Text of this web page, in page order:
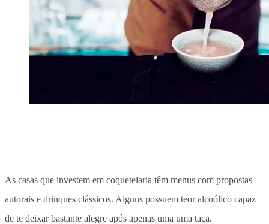
As casas que investem em coquetelaria têm menus com propostas
autorais e drinques clássicos. Alguns possuem teor alcoólico capaz
de te deixar bastante alegre após apenas uma uma taça.